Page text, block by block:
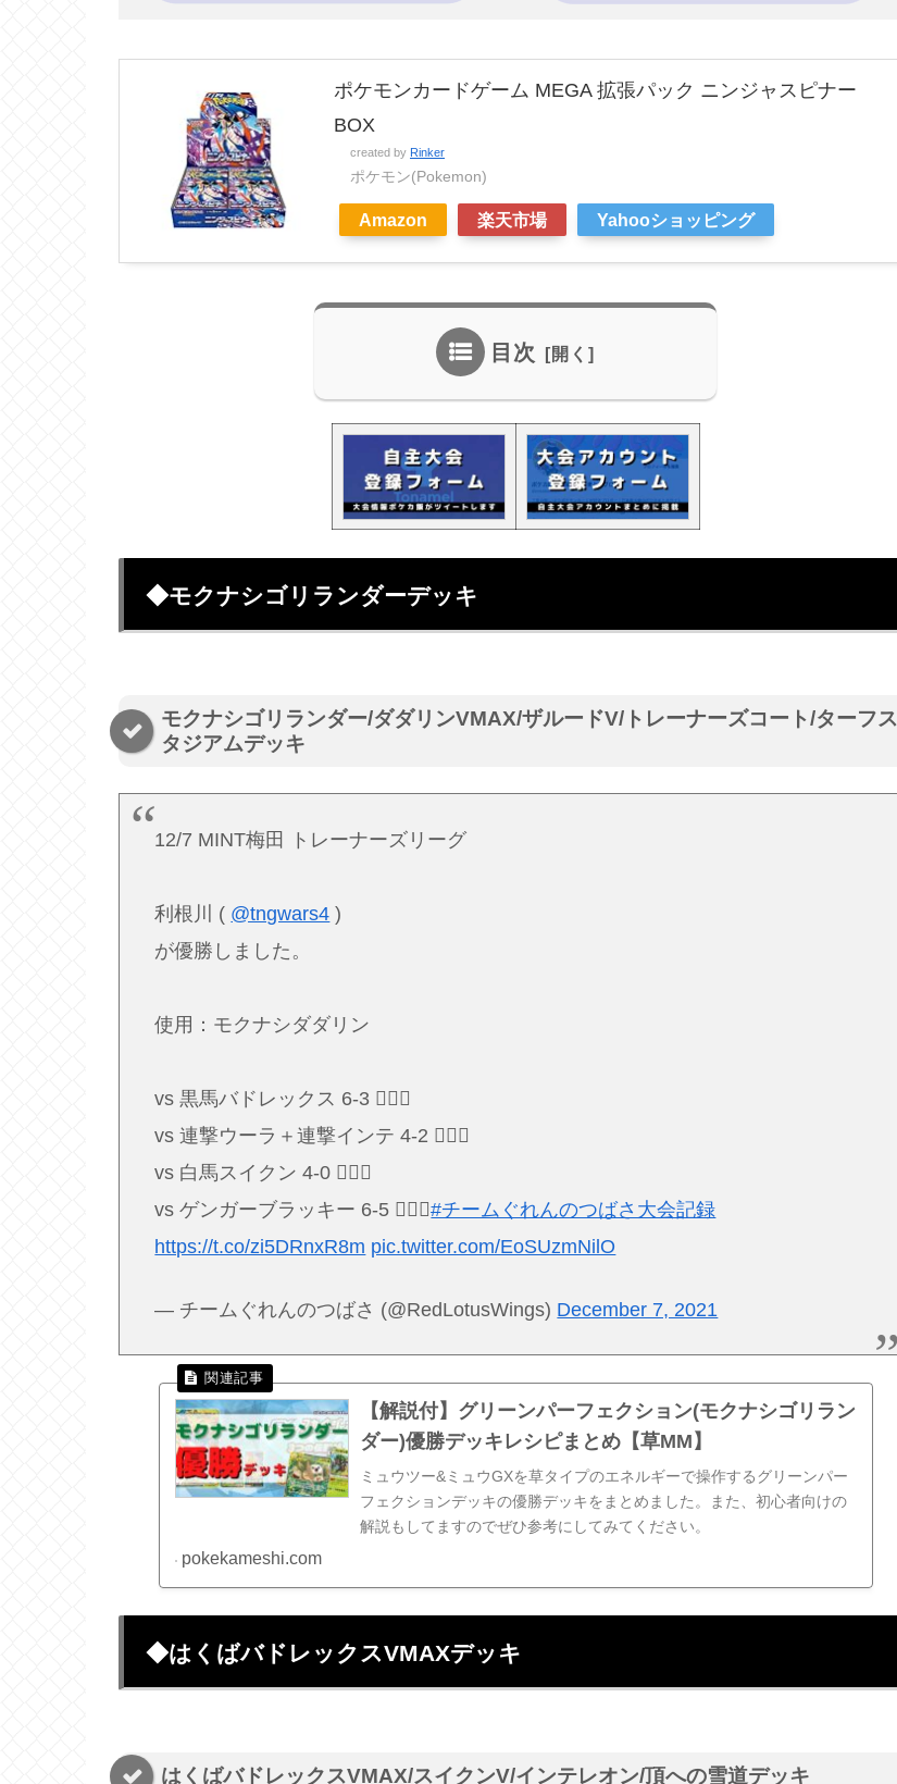
ポケモンカードゲーム MEGA 拡張パック ニンジャスピナー
BOX
created by Rinker
ポケモン(Pokemon)
Amazon 楽天市場 Yahooショッピング
目次
◆モクナシゴリランダーデッキ
モクナシゴリランダー/ダダリンVMAX/ザルードV/トレーナーズコート/ターフス
タジアムデッキ
12/7 MINT梅田 トレーナーズリーグ
利根川 ( @tngwars4 )
が優勝しました。
使用：モクナシダダリン
vs 黒馬バドレックス 6-3 🙆🏻‍♂️
vs 連撃ウーラ＋連撃インテ 4-2 🙆🏻‍♂️
vs 白馬スイクン 4-0 🙆🏻‍♂️
vs ゲンガーブラッキー 6-5 🙆🏻‍♂️#チームぐれんのつばさ大会記録
https://t.co/zi5DRnxR8m pic.twitter.com/EoSUzmNilO
— チームぐれんのつばさ (@RedLotusWings) December 7, 2021
【解説付】グリーンパーフェクション(モクナシゴリラン
ダー)優勝デッキレシピまとめ【草MM】
ミュウツー&ミュウGXを草タイプのエネルギーで操作するグリーンパー
フェクションデッキの優勝デッキをまとめました。また、初心者向けの
解説もしてますのでぜひ参考にしてみてください。
pokekameshi.com
◆はくばバドレックスVMAXデッキ
はくばバドレックスVMAX/スイクンV/インテレオン/頂への雪道デッキ